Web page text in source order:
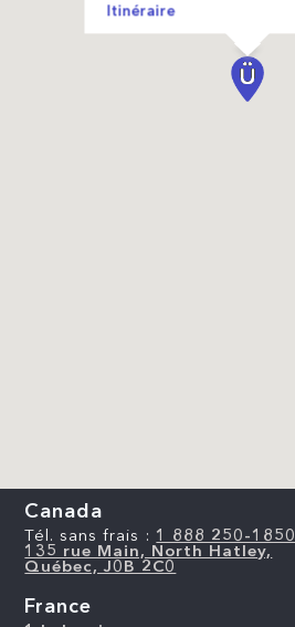
Itinéraire
Canada
Tél. sans frais : 1 888 250-1850
135 rue Main, North Hatley,
Québec, J0B 2C0
France